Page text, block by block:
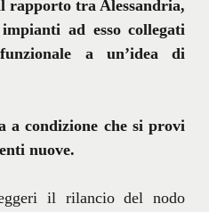
rapporto tra Alessandria,
ad esso collegati
a un’idea di
a condizione che si provi
nuove.
il rilancio del nodo